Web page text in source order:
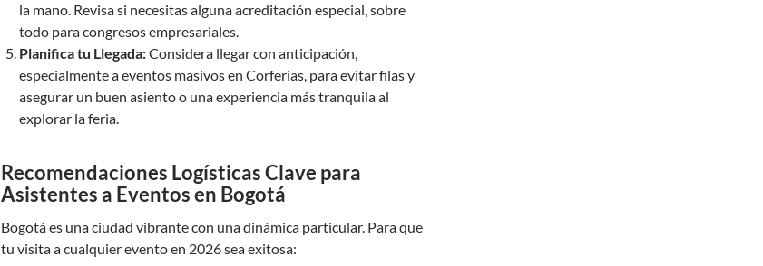
la mano. Revisa si necesitas alguna acreditación especial, sobre
todo para congresos empresariales.
Planifica tu Llegada:Considera llegar con anticipación,
especialmente a eventos masivos en Corferias, para evitar filas y
asegurar un buen asiento o una experiencia más tranquila al
explorar la feria.
Recomendaciones Logísticas Clave para
Asistentes a Eventos en Bogotá
Bogotá es una ciudad vibrante con una dinámica particular. Para que
tu visita a cualquier evento en 2026 sea exitosa: